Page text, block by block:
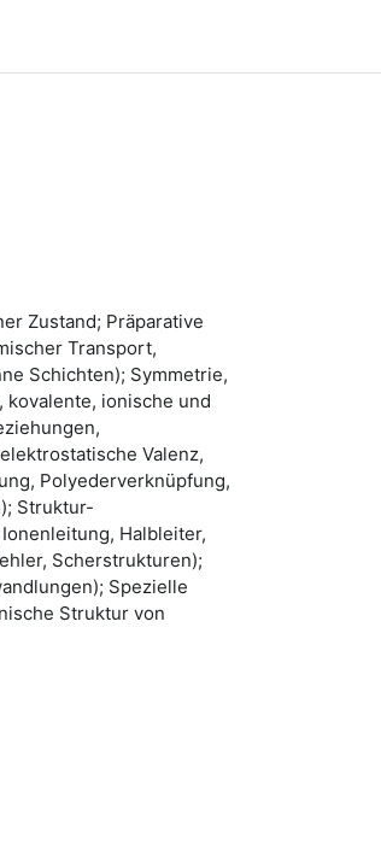
Zustand; Präparative
Transport,
Schichten); Symmetrie,
ionische und
Valenz,
Polyederverknüpfung,
Struktur-
Halbleiter,
Scherstrukturen);
Spezielle
Struktur von